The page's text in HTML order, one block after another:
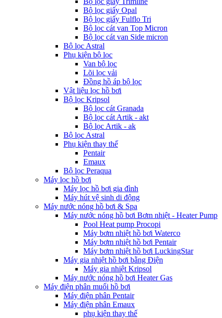
Bộ lọc giấy Opal
Bộ lọc giấy Fulflo Tri
Bộ lọc cát van Top Micron
Bộ lọc cát van Side micron
Bộ lọc Astral
Phụ kiện bộ lọc
Van bộ lọc
Lõi lọc vải
Đồng hồ áp bộ lọc
Vật liệu lọc hồ bơi
Bộ lọc Kripsol
Bộ lọc cát Granada
Bộ lọc cát Artik - akt
Bộ lọc Artik - ak
Bộ lọc Astral
Phụ kiện thay thế
Pentair
Emaux
Bộ lọc Peraqua
Máy lọc hồ bơi
Máy lọc hồ bơi gia đình
Máy hút vệ sinh di động
Máy nước nóng hồ bơi & Spa
Máy nước nóng hồ bơi Bơm nhiệt - Heater Pump
Pool Heat pump Procopi
Máy bơm nhiệt hồ bơi Waterco
Máy bơm nhiệt hồ bơi Pentair
Máy bơm nhiệt hồ bơi LuckingStar
Máy gia nhiệt hồ bơi bằng Điện
Máy gia nhiệt Kripsol
Máy nước nóng hồ bơi Heater Gas
Máy điện phân muối hồ bơi
Máy điện phân Pentair
Máy điện phân Emaux
phụ kiện thay thế